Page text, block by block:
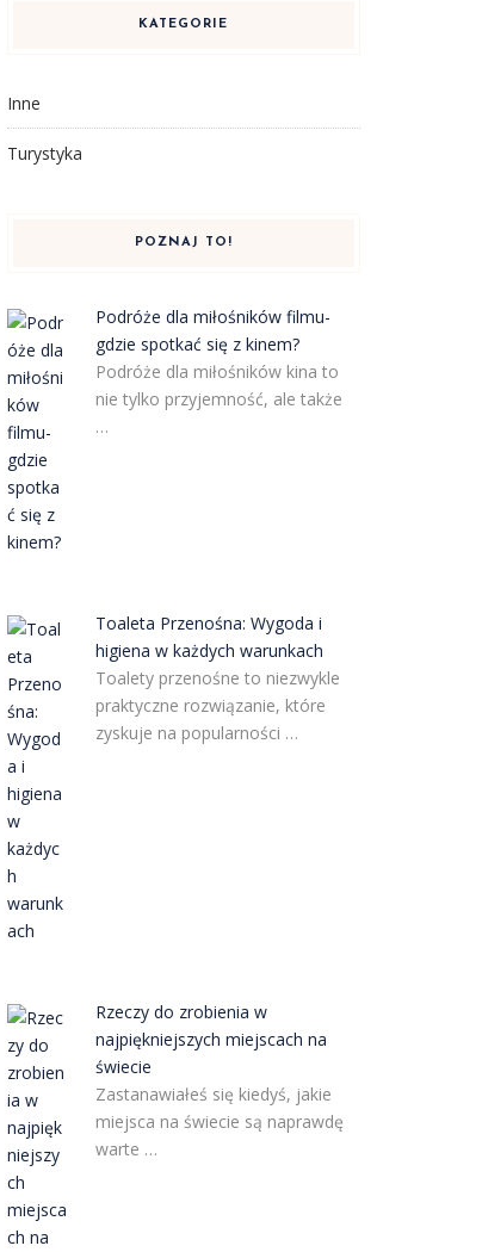
KATEGORIE
Inne
Turystyka
POZNAJ TO!
Podróże dla miłośników filmu-
gdzie spotkać się z kinem?
Podróże dla miłośników kina to
nie tylko przyjemność, ale także
…
Toaleta Przenośna: Wygoda i
higiena w każdych warunkach
Toalety przenośne to niezwykle
praktyczne rozwiązanie, które
zyskuje na popularności …
Rzeczy do zrobienia w
najpiękniejszych miejscach na
świecie
Zastanawiałeś się kiedyś, jakie
miejsca na świecie są naprawdę
warte …